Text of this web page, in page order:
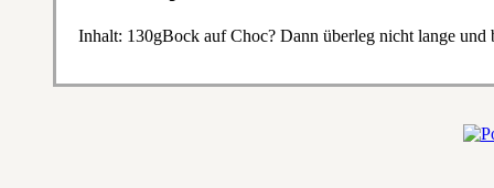
Inhalt: 130gBock auf Choc? Dann überleg nicht lange